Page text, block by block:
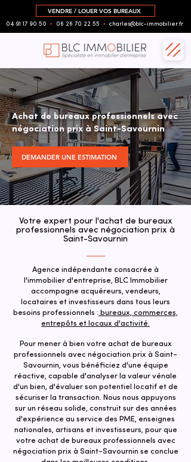
VENDRE / LOUER VOS BUREAUX
04 91 17 90 50 ▪︎ 06 26 70 22 55 ▪︎ charles@blc-immobilier.fr
Achat de bureaux professionnels avec
négociation prix à Saint-Savournin
DEMANDER UNE ESTIMATION
Votre expert pour l'achat de bureaux
professionnels avec négociation prix à
Saint-Savournin
Agence indépendante consacrée à
l'immobilier d'entreprise, BLC Immobilier
accompagne acquéreurs, vendeurs,
locataires et investisseurs dans tous leurs
besoins professionnels : bureaux, commerces,
entrepôts et locaux d'activité.
Pour mener à bien votre achat de bureaux
professionnels avec négociation prix à Saint-
Savournin, vous bénéficiez d'une équipe
réactive, capable d'analyser la valeur vénale
d'un bien, d'évaluer son potentiel locatif et de
sécuriser la transaction. ​Nous nous appuyons
sur un réseau solide, construit sur des années
d'expérience au service des PME, enseignes
nationales, artisans et investisseurs, pour que
votre achat de bureaux professionnels avec
négociation prix à Saint-Savournin se conclue